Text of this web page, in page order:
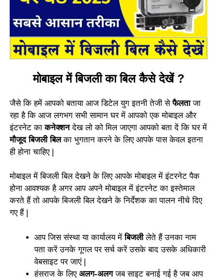
मोबाइल में बिजली का बिल कैसे देखें ?
जैसे कि हमें आपको बताया आज डिटेल युग इतनी तेजी सेफैलताजा
रहा है कि आज लगभग सभी सामान घर में आपको एक मोबाइल और
इंटरनेट का कनेक्शनदेख लो को मिल जाएगा आपको बता दें कि घर में
मौजूद बिजली बिलका भुगतान करने के लिए आपके पास केवल इतना
ही होना चाहिए |
मोबाइल में बिजली बिल देखने के लिए आपके मोबाइल में इंटरनेट पैक
होना आवश्यक है अगर आप अपने मोबाइल में इंटरनेट का इस्तेमाल
करते हैं तो आपके बिजली बिल देखने के निर्देशक का पालन नीचे दिए
गए हैं |
आप जिस संस्था या कार्यालय में बिजलीलेते हैं उनका नाम
पता करें उनके गूगल पर सर्च करें उसके बाद उसके अधिकारी
वेबसाइट पर जाएं |
हंसराज के लिए अलग-अलगजब साइट बनाई गई है जब आप